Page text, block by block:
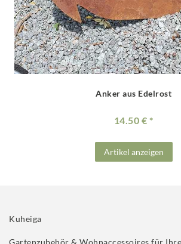
Anker aus Edelrost
14.50 €
Artikel anzeigen
Kuheiga
Gartenzubehör & Wohnaccessoires für